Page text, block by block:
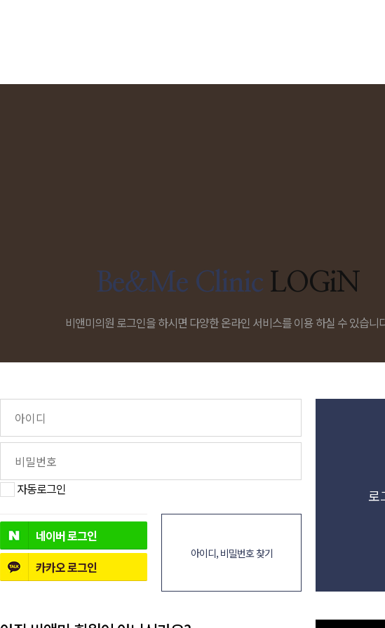
Be&Me Clinic LOGiN
비앤미의원 로그인을 하시면 다양한 온라인 서비스를 이용 하실 수 있습니
로
자동로그인
네이버로그인
카카오로그인
아이디, 비밀번호 찾기